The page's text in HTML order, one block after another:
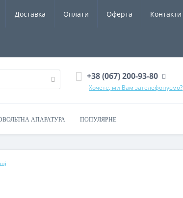
Доставка Оплати Оферта Контакти
+38 (067) 200-93-80
Хочете, ми Вам зателефонуємо?
АПАРАТУРА ПОПУЛЯРНЕ